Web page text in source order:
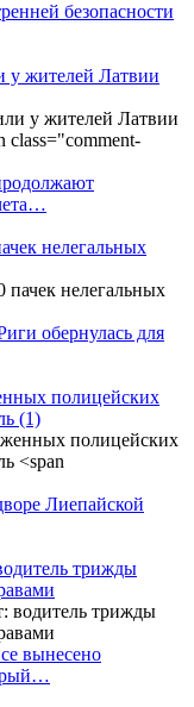
безопасности
у жителей Латвии
нелегальных
обернулась для
полицейских
(1)
Лиепайской
трижды
вынесено